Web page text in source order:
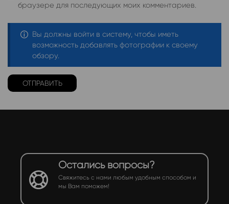
браузере для последующих моих комментариев.
Вы должны войти в систему, чтобы иметь
возможность добавлять фотографии к своему
обзору.
Остались вопросы?
Свяжитесь с нами любым удобным способом и
мы Вам поможем!